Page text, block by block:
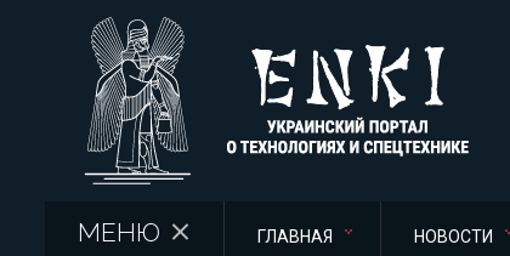
МЕНЮ ГЛАВНАЯ НОВОСТИ